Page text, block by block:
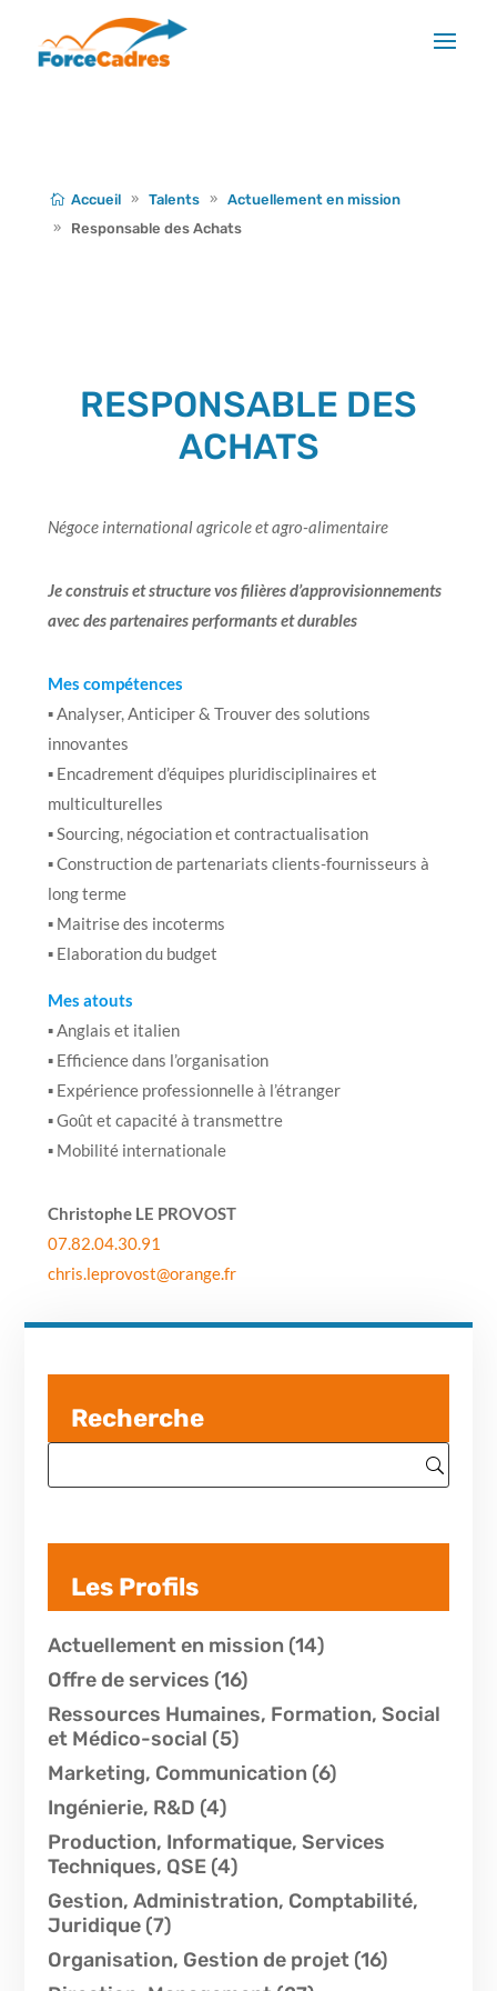
Accueil Talents
Actuellement en mission
Responsable des Achats
RESPONSABLE DES
ACHATS
Négoce international agricole et agro-alimentaire
Je construis et structure vos filières d’approvisionnements
avec des partenaires performants et durables
Mes compétences
▪ Analyser, Anticiper & Trouver des solutions
innovantes
▪ Encadrement d’équipes pluridisciplinaires et
multiculturelles
▪ Sourcing, négociation et contractualisation
▪ Construction de partenariats clients-fournisseurs à
long terme
▪ Maitrise des incoterms
▪ Elaboration du budget
Mes atouts
▪ Anglais et italien
▪ Efficience dans l’organisation
▪ Expérience professionnelle à l’étranger
▪ Goût et capacité à transmettre
▪ Mobilité internationale
Christophe LE PROVOST
07.82.04.30.91
chris.leprovost@orange.fr
Recherche
Les Profils
Actuellement en mission (14)
Offre de services (16)
Ressources Humaines, Formation, Social
et Médico-social (5)
Marketing, Communication (6)
Ingénierie, R&D (4)
Production, Informatique, Services
Techniques, QSE(4)
Gestion, Administration, Comptabilité,
Juridique(7)
Organisation, Gestion de projet(16)